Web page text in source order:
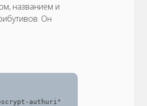
названием и
Он
authuri"